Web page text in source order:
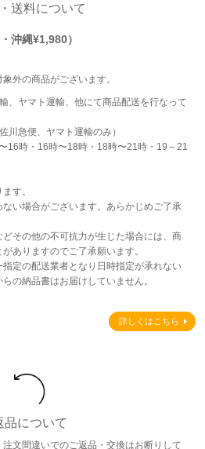
送料について
沖縄¥1,980）
外の商品がございます。
、ヤマト運輸、他にて商品配送を行なって
川急便、ヤマト運輸のみ）
16時・16時〜18時・18時〜21時・19～21
す。
い場合がございます。あらかじめご了承
その他の不可抗力が生じた場合には、商
ありますのでご了承願います。
定の配送業者となり日時指定が承れない
の納品書はお届けしていません。
詳しくはこちら
品について
文間違いでのご返品・交換はお断りして